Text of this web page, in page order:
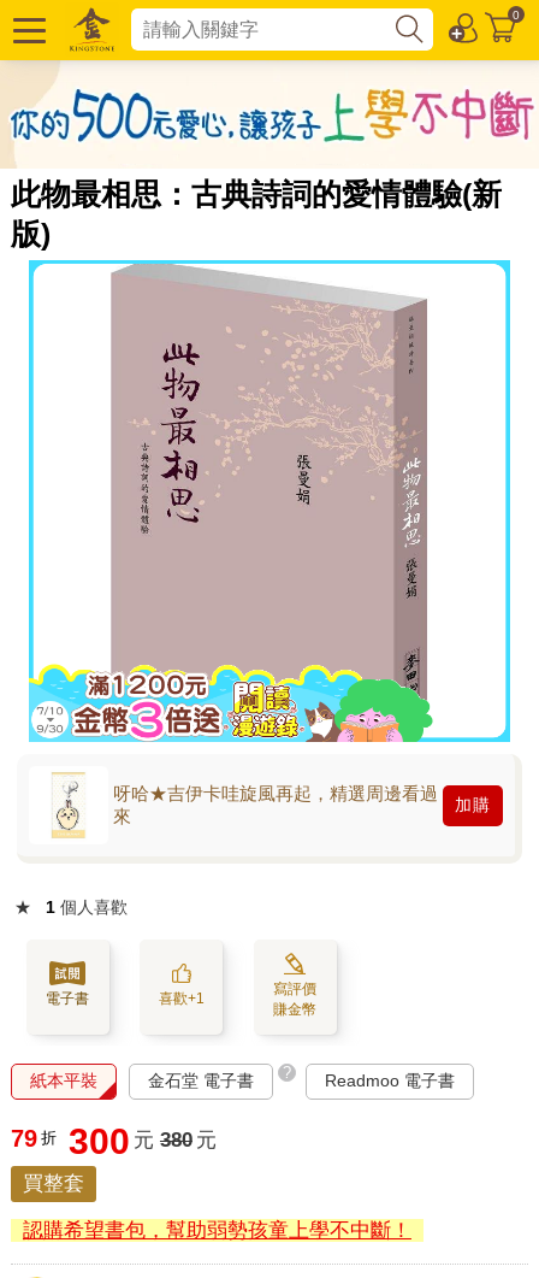
0
此物最相思：古典詩詞的愛情體驗(新
版)
呀哈★吉伊卡哇旋風再起，精選周邊看過
來
加購
★ 1 個人喜歡
電子書 喜歡+1
寫評價
賺金幣
紙本平裝 金石堂 電子書 ? Readmoo 電子書
79 折 300 元 380 元
買整套
認購希望書包，幫助弱勢孩童上學不中斷！